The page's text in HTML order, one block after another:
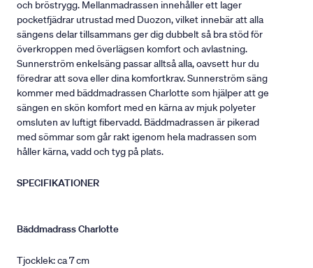
och bröstrygg. Mellanmadrassen innehåller ett lager
pocketfjädrar utrustad med Duozon, vilket innebär att alla
sängens delar tillsammans ger dig dubbelt så bra stöd för
överkroppen med överlägsen komfort och avlastning.
Sunnerström enkelsäng passar alltså alla, oavsett hur du
föredrar att sova eller dina komfortkrav. Sunnerström säng
kommer med bäddmadrassen Charlotte som hjälper att ge
sängen en skön komfort med en kärna av mjuk polyeter
omsluten av luftigt fibervadd. Bäddmadrassen är pikerad
med sömmar som går rakt igenom hela madrassen som
håller kärna, vadd och tyg på plats.
SPECIFIKATIONER
Bäddmadrass Charlotte
Tjocklek: ca 7 cm